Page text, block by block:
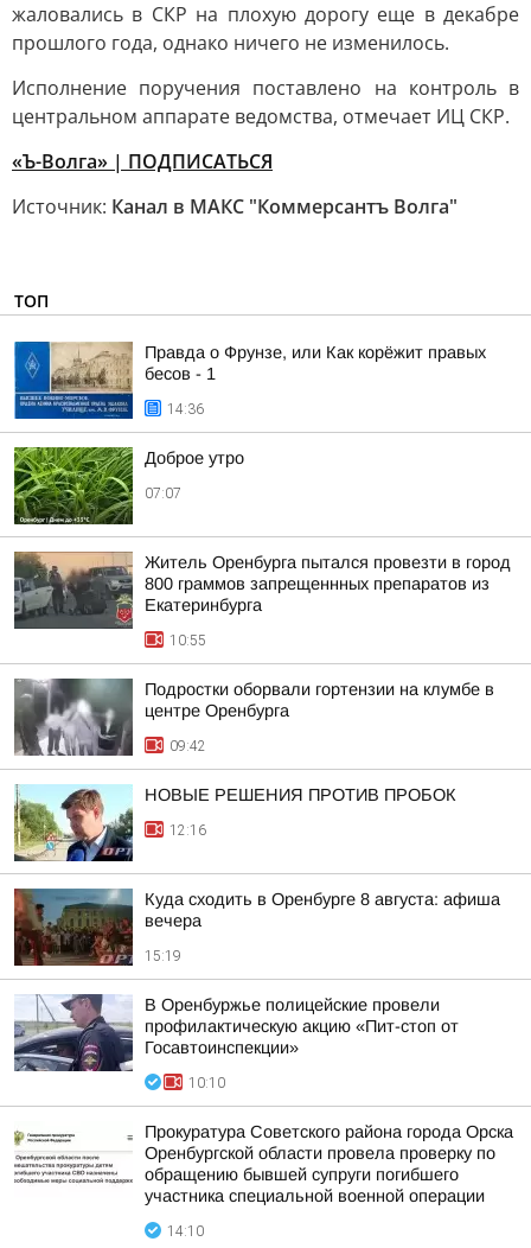
жаловались в СКР на плохую дорогу еще в декабре
прошлого года, однако ничего не изменилось.
Исполнение поручения поставлено на контроль в
центральном аппарате ведомства, отмечает ИЦ СКР.
«Ъ-Волга» | ПОДПИСАТЬСЯ
Источник: Канал в МАКС "Коммерсантъ Волга"
ТОП
Правда о Фрунзе, или Как корёжит правых
бесов - 1
14:36
Доброе утро
07:07
Житель Оренбурга пытался провезти в город
800 граммов запрещеннных препаратов из
Екатеринбурга
10:55
Подростки оборвали гортензии на клумбе в
центре Оренбурга
09:42
НОВЫЕ РЕШЕНИЯ ПРОТИВ ПРОБОК
12:16
Куда сходить в Оренбурге 8 августа: афиша
вечера
15:19
В Оренбуржье полицейские провели
профилактическую акцию «Пит-стоп от
Госавтоинспекции»
10:10
Прокуратура Советского района города Орска
Оренбургской области провела проверку по
обращению бывшей супруги погибшего
участника специальной военной операции
14:10